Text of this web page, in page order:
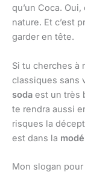
qu’un Coca.
nature. Et c’est
garder en tête.
Si tu cherches à
classiques sans
soda est un très
te rendra aussi
risques la
est dans la
Mon slogan